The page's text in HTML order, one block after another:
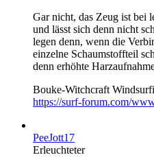
Gar nicht, das Zeug ist bei
und lässt sich denn nicht
legen denn, wenn die
einzelne Schaumstoffteil
denn erhöhte
Bouke-Witchcraft
https://surf-forum.com/
PeeJott17
Erleuchteter